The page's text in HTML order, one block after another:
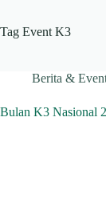
Tag Event K3
Berita &
Bulan K3 Nasional